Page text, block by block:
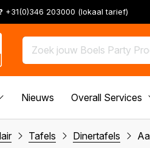
+31(0)346 203000 (lokaal tarief)
Nieuws Overall Services
Tafels Dinertafels